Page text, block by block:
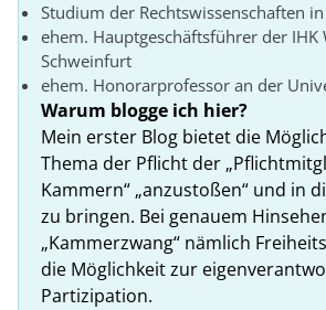
Studium der Rechtswissenschaften
ehem. Hauptgeschäftsführer der IHK
Schweinfurt
ehem. Honorarprofessor an der
Warum blogge ich hier?
Mein erster Blog bietet die
Thema der Pflicht der
Kammern“ „anzustoßen“ und in
zu bringen. Bei genauem
„Kammerzwang“ nämlich
die Möglichkeit zur
Partizipation.